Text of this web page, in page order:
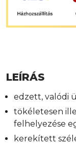
LEÍRÁS
edzett, valódi
tökéletesen
felhelyezése
kerekített